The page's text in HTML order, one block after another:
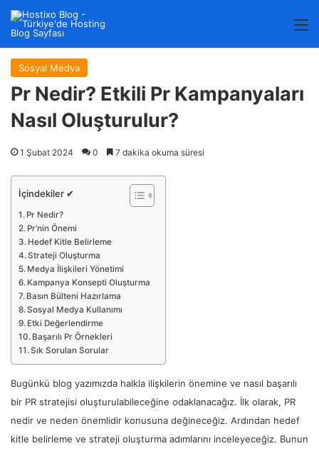
Sosyal Medya
Pr Nedir? Etkili Pr Kampanyaları
Nasıl Oluşturulur?
1 Şubat 2024 0 7 dakika okuma süresi
İçindekiler ✔
Pr Nedir?
Pr’nin Önemi
Hedef Kitle Belirleme
Strateji Oluşturma
Medya İlişkileri Yönetimi
Kampanya Konsepti Oluşturma
Basın Bülteni Hazırlama
Sosyal Medya Kullanımı
Etki Değerlendirme
Başarılı Pr Örnekleri
Sık Sorulan Sorular
Bugünkü blog yazımızda halkla ilişkilerin önemine ve nasıl başarılı
bir PR stratejisi oluşturulabileceğine odaklanacağız. İlk olarak, PR
nedir ve neden önemlidir konusuna değineceğiz. Ardından hedef
kitle belirleme ve strateji oluşturma adımlarını inceleyeceğiz. Bunun